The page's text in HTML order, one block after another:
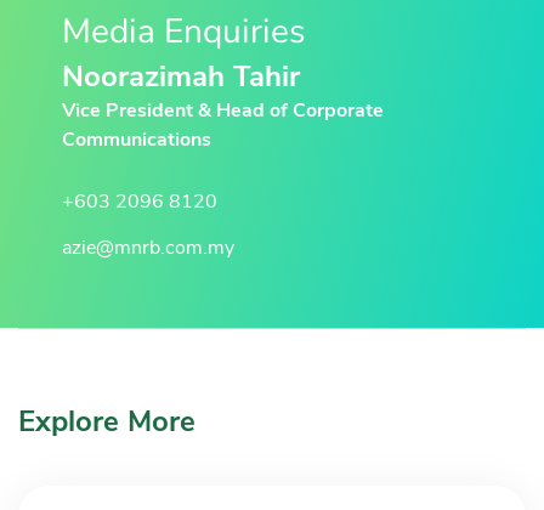
Media Enquiries
Noorazimah Tahir
Vice President & Head of Corporate
Communications
+603 2096 8120
azie@mnrb.com.my
Explore More